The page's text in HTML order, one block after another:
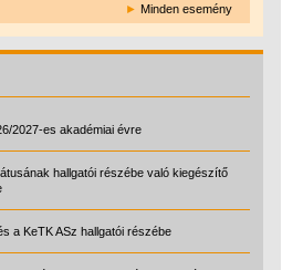
► Minden esemény
2027-es akadémiai évre
hallgatói részébe való kiegészítő
a KeTK ASz hallgatói részébe